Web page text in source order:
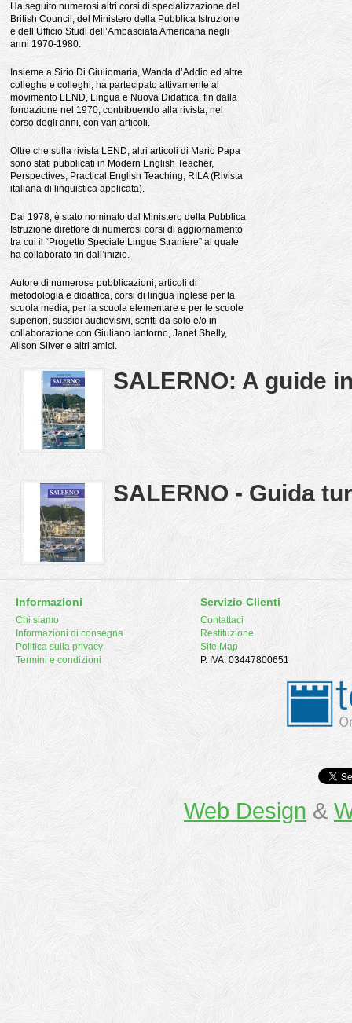
Ha seguito numerosi altri corsi di specializzazione del
British Council, del Ministero della Pubblica Istruzione
e dell’Ufficio Studi dell’Ambasciata Americana negli
anni 1970-1980.
Insieme a Sirio Di Giuliomaria, Wanda d’Addio ed altre
colleghe e colleghi, ha partecipato attivamente al
movimento LEND, Lingua e Nuova Didattica, fin dalla
fondazione nel 1970, contribuendo alla rivista, nel
corso degli anni, con vari articoli.
Oltre che sulla rivista LEND, altri articoli di Mario Papa
sono stati pubblicati in Modern English Teacher,
Perspectives, Practical English Teaching, RILA (Rivista
italiana di linguistica applicata).
Dal 1978, è stato nominato dal Ministero della Pubblica
Istruzione direttore di numerosi corsi di aggiornamento
tra cui il “Progetto Speciale Lingue Straniere” al quale
ha collaborato fin dall’inizio.
Autore di numerose pubblicazioni, articoli di
metodologia e didattica, corsi di lingua inglese per la
scuola media, per la scuola elementare e per le scuole
superiori, sussidi audiovisivi, scritti da solo e/o in
collaborazione con Giuliano Iantorno, Janet Shelly,
Alison Silver e altri amici.
SALERNO: A guide
SALERNO - Guida
Informazioni
Chi siamo
Informazioni di consegna
Politica sulla privacy
Termini e condizioni
Servizio Clienti
Contattaci
Restituzione
Site Map
P. IVA: 03447800651
Web Design &